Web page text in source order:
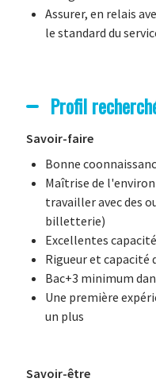
Assurer, en relais
le standard du
Profil
Savoir-faire
Bonne
Maîtrise de
travailler avec des
billetterie)
Excellentes
Rigueur et
Bac+3 minimum
Une première
un plus
Savoir-être